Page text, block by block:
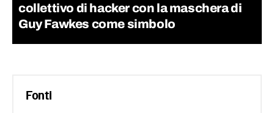
collettivo di hacker con la maschera di
Guy Fawkes come simbolo
Fonti